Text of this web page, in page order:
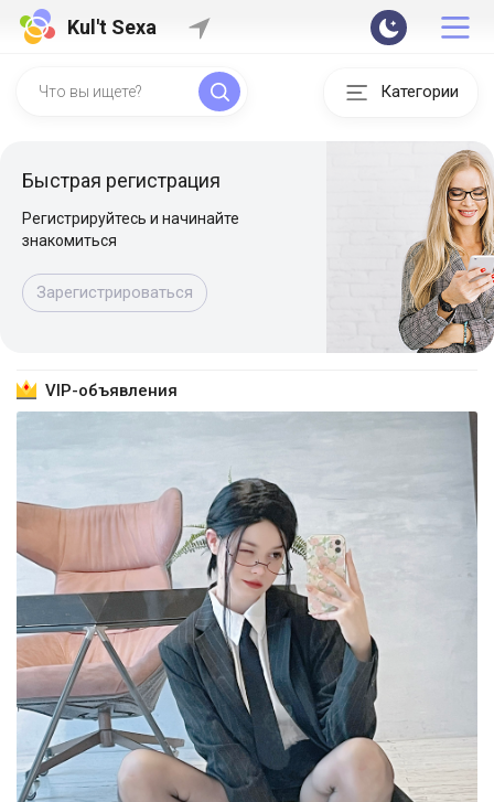
Kul't Sexa
Категории
Быстрая регистрация
Регистрируйтесь и начинайте
знакомиться
Зарегистрироваться
VIP-объявления